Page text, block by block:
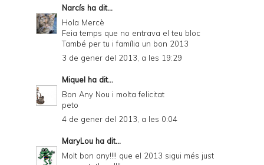
Narcís ha dit...
Hola Mercè
Feia temps que no entrava el teu bloc
També per tu i família un bon 2013
3 de gener del 2013, a les 19:29
Miquel ha dit...
Bon Any Nou i molta felicitat
peto
4 de gener del 2013, a les 0:04
MaryLou ha dit...
Molt bon any!!!! que el 2013 sigui més just